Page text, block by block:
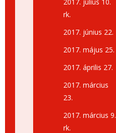
rk.
2017. június 22.
2017. május 25.
2017. április 27.
2017. március
23.
2017. március 9.
rk.